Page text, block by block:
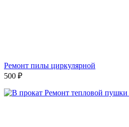
Ремонт пилы циркулярной
500 ₽